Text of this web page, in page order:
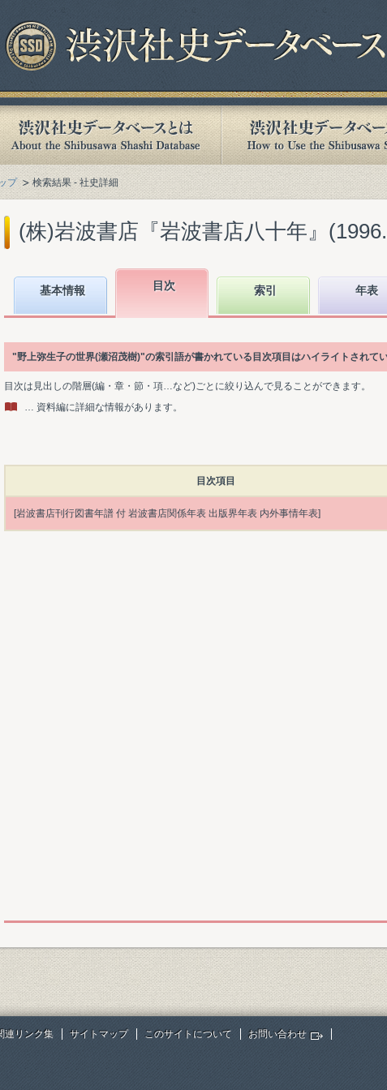
プ 検索結果 - 社史詳細
(株)岩波書店『岩波書店八十年』
基本情報 目次 索引 年表
"野上弥生子の世界(瀬沼茂樹)"の索引語が書かれている目次項目はハイライトされてい
目次は見出しの階層(編・章・節・項…など)ごとに絞り込んで見ることができます。
… 資料編に詳細な情報があります。
目次項目
[岩波書店刊行図書年譜 付 岩波書店関係年表 出版界年表 内外事情年表]
連リンク集 サイトマップ このサイトについて お問い合わせ